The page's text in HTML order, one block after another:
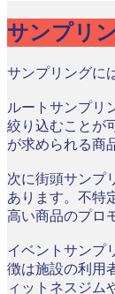
サンプリ
サンプリングに
ルートサンプリ
絞り込むことが
が求められる商
次に街頭サンプ
あります。不特
高い商品のプロ
イベントサンプ
徴は施設の利用
ィットネスジム